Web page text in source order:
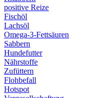
positive Reize
Fischöl
Lachsöl
Omega-3-Fettsäuren
Sabbern
Hundefutter
Nährstoffe
Zufüttern
Flohbefall
Hotspot